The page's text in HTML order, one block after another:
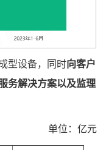
型设备，同时向客户
务解决方案以及监理
单位：亿元